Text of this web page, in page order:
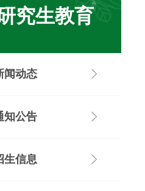
究生教育
闻动态
知公告
生信息